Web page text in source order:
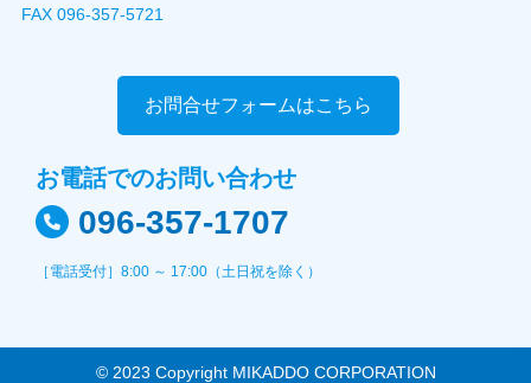
FAX 096-357-5721
お問合せフォームはこちら
お電話でのお問い合わせ
096-357-1707
［電話受付］8:00 ～ 17:00（土日祝を除く）
© 2023 Copyright MIKADDO CORPORATION